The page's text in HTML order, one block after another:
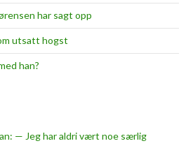
har sagt opp
utsatt hogst
han?
— Jeg har aldri vært noe særlig